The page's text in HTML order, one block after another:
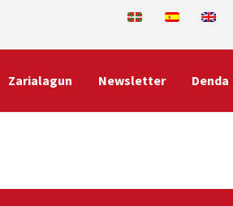
Zarialagun Newsletter Denda